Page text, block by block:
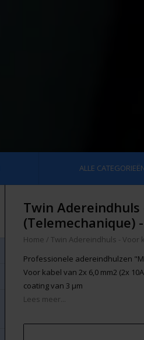
ALLE
Twin
(Telemechanique)
Home / Twin Adereindhuls - Voor
Professionele adereindhulzen
Voor kabel van 2x 6,0 mm2 (2x
coating van 3 μm
Lees meer...